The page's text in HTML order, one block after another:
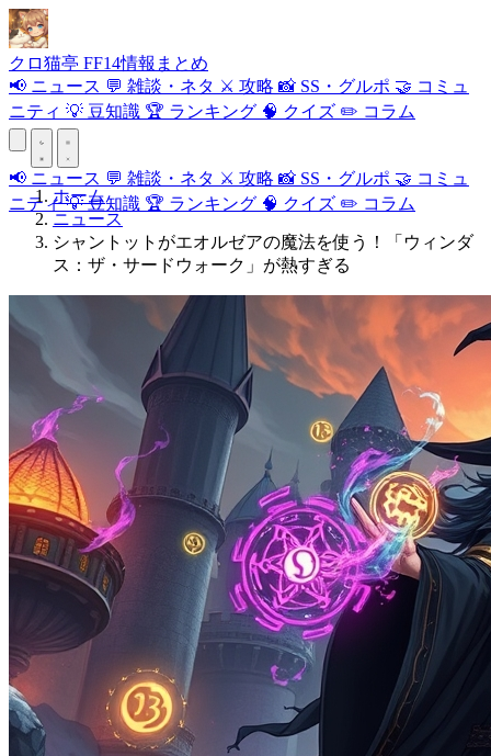
クロ猫亭 FF14情報まとめ
📢 ニュース 💬 雑談・ネタ ⚔️ 攻略 📸 SS・グルポ 🤝 コミュ
ニティ 💡 豆知識 🏆 ランキング 🧠 クイズ ✏️ コラム
📢 ニュース 💬 雑談・ネタ ⚔️ 攻略 📸 SS・グルポ 🤝 コミュ
ニティ💡豆知識 🏆 ランキング 🧠 クイズ ✏️ コラム
ホーム
ニュース
シャントットがエオルゼアの魔法を使う！「ウィンダ
ス：ザ・サードウォーク」が熱すぎる